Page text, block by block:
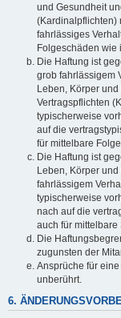
und Gesundheit
(Kardinalpflichten)
fahrlässiges
Folgeschäden wie
Die Haftung ist
grob fahrlässigem
Leben, Körper
Vertragspflichten
typischerweise
auf die
für mittelbare
Die Haftung ist
Leben, Körper
fahrlässigem
typischerweise
nach auf die
auch für mittelbare
Die
zugunsten der
Ansprüche für
unberührt.
6.